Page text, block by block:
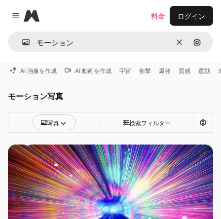
Close menu
Magnific
消去 画像で
料金 ログイン
AI 画像を作成 AI 動画を作成 宇宙 衝撃 爆発 質感 運動
モーション写真
写真 検索フィルター